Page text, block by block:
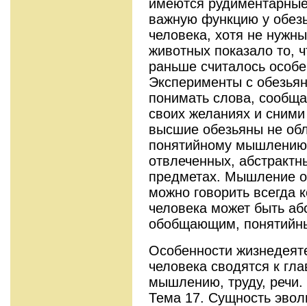
имеются
важную функцию у
человека, хотя не
животных показало то,
раньше считалось
Эксперименты с
понимать слова,
своих желаниях и
высшие обезьяны не
понятийному
отвлеченных,
предметах. Мышление
можно говорить всегда
человека может быть
обобщающим,
Особенности
человека сводятся к
мышлению, труду, речи.
Тема 17. Сущность